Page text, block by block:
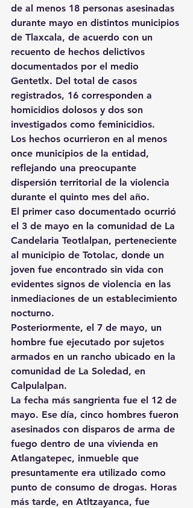
de al menos 18 personas asesinadas
durante mayo en distintos municipios
de Tlaxcala, de acuerdo con un
recuento de hechos delictivos
documentados por el medio
Gentetlx. Del total de casos
registrados, 16 corresponden a
homicidios dolosos y dos son
investigados como feminicidios.
Los hechos ocurrieron en al menos
once municipios de la entidad,
reflejando una preocupante
dispersión territorial de la violencia
durante el quinto mes del año.
El primer caso documentado ocurrió
el 3 de mayo en la comunidad de La
Candelaria Teotlalpan, perteneciente
al municipio de Totolac, donde un
joven fue encontrado sin vida con
evidentes signos de violencia en las
inmediaciones de un establecimiento
nocturno.
Posteriormente, el 7 de mayo, un
hombre fue ejecutado por sujetos
armados en un rancho ubicado en la
comunidad de La Soledad, en
Calpulalpan.
La fecha más sangrienta fue el 12 de
mayo. Ese día, cinco hombres fueron
asesinados con disparos de arma de
fuego dentro de una vivienda en
Atlangatepec, inmueble que
presuntamente era utilizado como
punto de consumo de drogas. Horas
más tarde, en Atltzayanca, fue